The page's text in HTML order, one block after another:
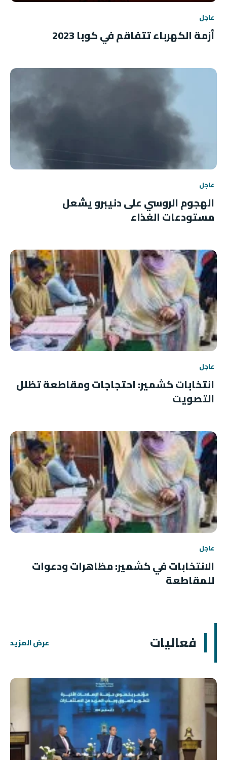
عاجل
أزمة الكهرباء تتفاقم في كوبا 2023
عاجل
الهجوم الروسي على دنيبرو يشعل
مستودعات الغذاء
عاجل
انتخابات كشمير: احتجاجات ومقاطعة تظلل
التصويت
عاجل
الانتخابات في كشمير: مظاهرات ودعوات
للمقاطعة
فعاليات عرض المزيد